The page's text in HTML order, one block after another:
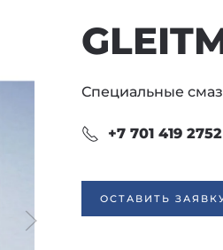
Специальные
+7 701 419 2752
ОСТАВИТЬ